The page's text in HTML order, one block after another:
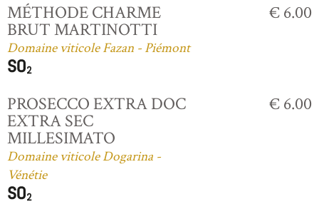
MÉTHODE CHARME
BRUT MARTINOTTI
Domaine viticole Fazan - Piémont
€ 6.00
PROSECCO EXTRA DOC
EXTRA SEC
MILLESIMATO
Domaine viticole Dogarina -
Vénétie
€ 6.00